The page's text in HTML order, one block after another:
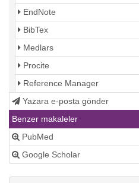
EndNote
BibTex
Medlars
Procite
Reference Manager
Yazara e-posta gönder
Benzer makaleler
PubMed
Google Scholar